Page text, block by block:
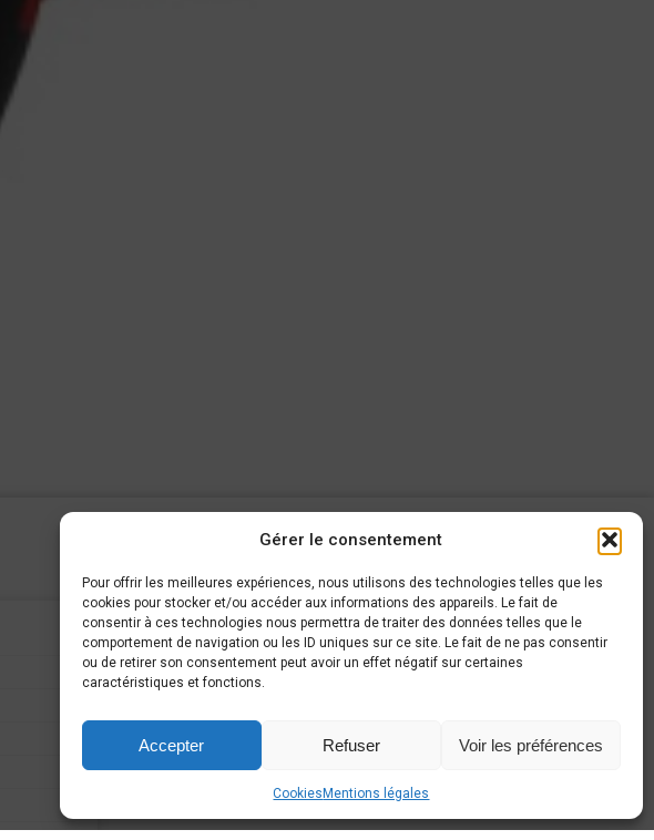
Gérer le consentement
Pour offrir les meilleures expériences, nous utilisons des technologies telles que les
cookies pour stocker et/ou accéder aux informations des appareils. Le fait de
consentir à ces technologies nous permettra de traiter des données telles que le
comportement de navigation ou les ID uniques sur ce site. Le fait de ne pas consentir
ou de retirer son consentement peut avoir un effet négatif sur certaines
caractéristiques et fonctions.
Accepter Refuser Voir les préférences
Cookies Mentions légales
AROUND CARS
Chaussée de Gembloux, 63
5140 Sombreffe
+32 497 44 26 80